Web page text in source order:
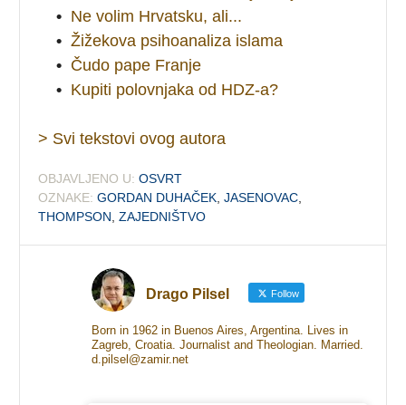
• Ne volim Hrvatsku, ali...
• Žižekova psihoanaliza islama
• Čudo pape Franje
• Kupiti polovnjaka od HDZ-a?
> Svi tekstovi ovog autora
OBJAVLJENO U: OSVRT
OZNAKE: GORDAN DUHAČEK ,JASENOVAC
THOMPSON ,ZAJEDNIŠTVO
Drago Pilsel Follow
Born in 1962 in Buenos Aires, Argentina. Lives in
Zagreb, Croatia. Journalist and Theologian. Married.
d.pilsel@zamir.net